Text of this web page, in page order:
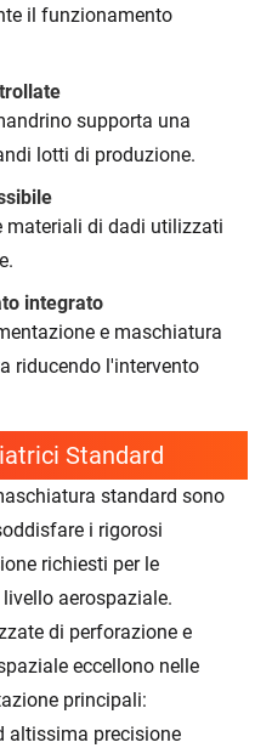
il funzionamento
supporta una
lotti di produzione.
materiali di dadi utilizzati
integrato
e maschiatura
riducendo l'intervento
Standard
standard sono
i rigorosi
richiesti per le
aerospaziale.
di perforazione e
eccellono nelle
principali:
altissima precisione